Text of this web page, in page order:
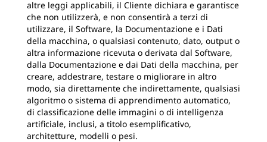
altre leggi applicabili, il Cliente dichiara e garantisce
che non utilizzerà, e non consentirà a terzi di
utilizzare, il Software, la Documentazione e i Dati
della macchina, o qualsiasi contenuto, dato, output o
altra informazione ricevuta o derivata dal Software,
dalla Documentazione e dai Dati della macchina, per
creare, addestrare, testare o migliorare in altro
modo, sia direttamente che indirettamente, qualsiasi
algoritmo o sistema di apprendimento automatico,
di classificazione delle immagini o di intelligenza
artificiale, inclusi, a titolo esemplificativo,
architetture, modelli o pesi.